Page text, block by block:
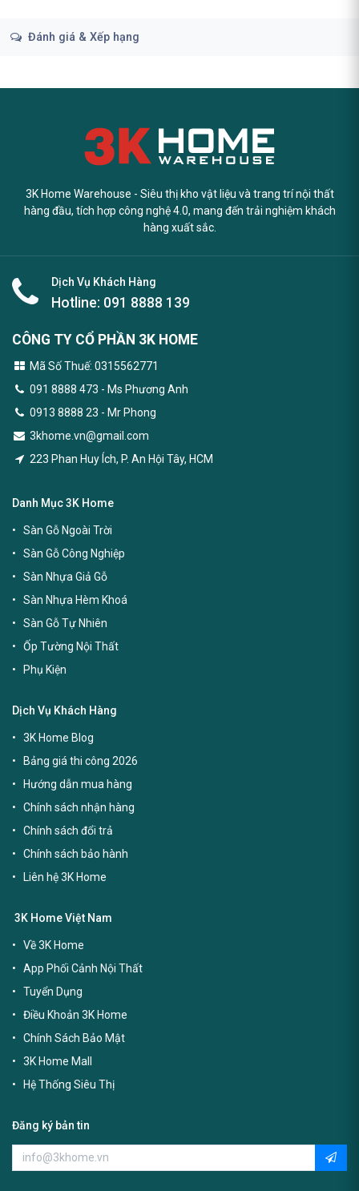
Đánh giá & Xếp hạng
3K Home Warehouse - Siêu thị kho vật liệu và trang trí nội thất
hàng đầu, tích hợp công nghệ 4.0, mang đến trải nghiệm khách
hàng xuất sắc.
Dịch Vụ Khách Hàng
Hotline: 091 8888 139
CÔNG TY CỔ PHẦN 3K HOME
Mã Số Thuế: 0315562771
091 8888 473 - Ms Phương Anh
0913 8888 23 - Mr Phong
3khome.vn@gmail.com
223 Phan Huy Ích, P. An Hội Tây, HCM
Danh Mục 3K Home
Sàn Gỗ Ngoài Trời
Sàn Gỗ Công Nghiệp
Sàn Nhựa Giả Gỗ
Sàn Nhựa Hèm Khoá
Sàn Gỗ Tự Nhiên
Ốp Tường Nội Thất
Phụ Kiện
Dịch Vụ Khách Hàng
3K Home Blog
Bảng giá thi công 2026
Hướng dẫn mua hàng
Chính sách nhận hàng
Chính sách đổi trả
Chính sách bảo hành
Liên hệ 3K Home
3K Home Việt Nam
Về 3K Home
App Phối Cảnh Nội Thất
Tuyển Dụng
Điều Khoản 3K Home
Chính Sách Bảo Mật
3K Home Mall
Hệ Thống Siêu Thị
Đăng ký bản tin